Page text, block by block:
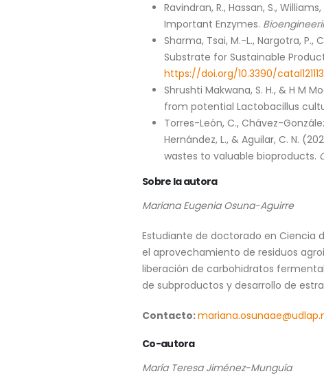
Ravindran, R., Hassan, S.,
Important Enzymes.
Sharma, Tsai, M.-L., Nargotra, P.,
Substrate for Sustainable
https://doi.org/10.3390/
Shrushti Makwana, S. H., & H M
from potential Lactobacillus
Torres-León, C., Chávez-
Hernández, L., & Aguilar, C. N.
wastes to valuable bioproducts.
Sobre la autora
Mariana Eugenia Osuna-Aguirre
Estudiante de doctorado en Ciencia
el aprovechamiento de residuos
liberación de carbohidratos
de subproductos y desarrollo de
Contacto:
Co-autora
María Teresa Jiménez-Munguía